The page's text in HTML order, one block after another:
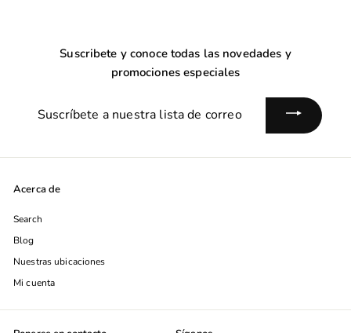
Suscribete y conoce todas las novedades y
promociones especiales
Suscríbete
lista
correo
Acerca de
Search
Blog
Nuestras ubicaciones
Mi cuenta